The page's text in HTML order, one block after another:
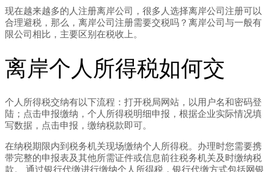
现在越来越多的人注册离岸公司，很多人选择离岸公司注册可以
合理避税，那么，离岸公司注册需要交税吗？离岸公司与一般有
限公司相比，主要区别在税收上。
离岸个人所得税如何交
个人所得税交纳有以下流程：打开税局网站，以用户名和密码登
陆；点击申报缴纳，个人所得税明细申报，根据企业实际情况填
写数据，点击申报，缴纳税款即可。
在纳税期限内到税务机关现场缴纳个人所得税。办理时您需要携
带完整的申报表及其他所需证件或信息前往税务机关及时缴纳税
款。 通过银行代缴进行缴纳个人所得税，银行代缴方式包括网银